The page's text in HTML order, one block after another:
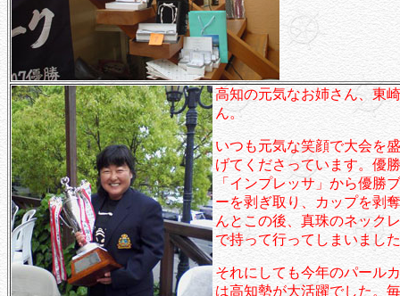
高知の元気なお姉さん、東
ん。
いつも元気な笑顔で大会を
げてくださっています。優
「インプレッサ」から優勝
ーを剥ぎ取り、カップを剥
んとこの後、真珠のネック
で持って行ってしまいまし
それにしても今年のパール
は高知勢が大活躍でした。